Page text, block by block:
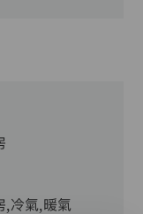
,冷氣,暖氣